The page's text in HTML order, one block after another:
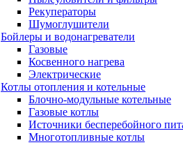
Рекуператоры
Шумоглушители
Бойлеры и водонагреватели
Газовые
Косвенного нагрева
Электрические
Котлы отопления и котельные
Блочно-модульные котельные
Газовые котлы
Источники бесперебойного
Многотопливные котлы